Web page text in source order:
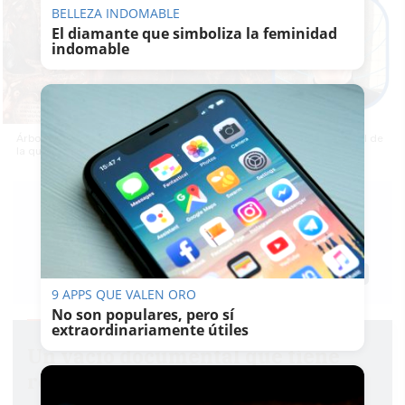
Árbol de la vida, obra pictórica de la iglesia de San Roque de Arahal de
la que sólo se conservan tres en España.
EZEQUIEL GARCÍA
BARREDA
24/05/2026Actualizado: 24/05/2026 - 20:16
Facebook
X WhatsApp
CopyGuardar 0
Un vacío documental que tiene
remedio
BELLEZA INDOMABLE
El diamante que simboliza la feminidad
indomable
9 APPS QUE VALEN ORO
No son populares, pero sí
extraordinariamente útiles